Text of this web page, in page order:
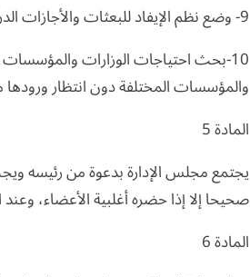
9- وضع نظم الإيفاد للبعثات والأجازات الدراسية للعاملين في الهيئة والدارسين والمتدربين في المعاهد والمراكز التابعة لها.
10-بحث احتياجات الوزارات
والمؤسسات المختلفة دون انتظار
المادة 5
يجتمع مجلس الإدارة بدعوة من رئيسه
صحيحا إلا إذا حضره أغلبية الأعضاء،
المادة 6